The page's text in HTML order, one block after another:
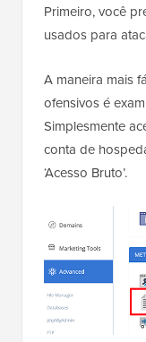
Primeiro, você
usados para
A maneira mais
ofensivos é
Simplesmente
conta de
‘Acesso Bruto’.